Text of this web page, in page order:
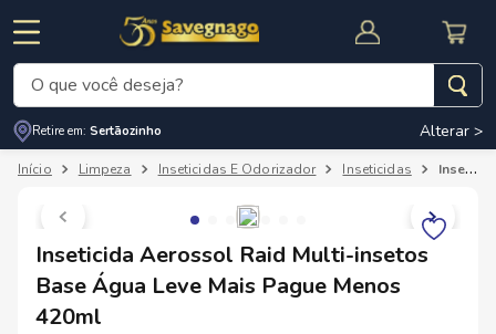
CUPOM DE DESCONTO
O que você deseja?
Retire em: Sertãozinho Alterar >
Limpeza Inseticidas E Odorizador Inseticidas Inseticida Aerossol Raid Multi-insetos Base Água Leve Mais Pague Menos 420ml
Inseticida Aerossol Raid Multi-insetos
Base Água Leve Mais Pague Menos
420ml
Termos mais buscados
cafe
3º
cerveja
º
carne